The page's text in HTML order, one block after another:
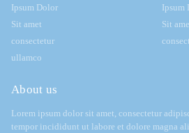
Ipsum Dolor
Sit amet
consectetur
ullamco
Ipsum
Sit
About us
Lorem ipsum dolor sit amet, consectetur
tempor incididunt ut labore et dolore magna